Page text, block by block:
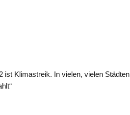
Klimastreik. In vielen, vielen Städten